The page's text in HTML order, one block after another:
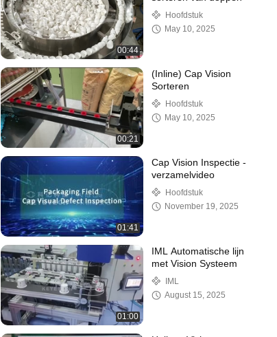
00:44
Hoofdstuk
May 10, 2025
00:21
(Inline) Cap Vision
Sorteren
Hoofdstuk
May 10, 2025
01:41
Cap Vision Inspectie -
verzamelvideo
Hoofdstuk
November 19, 2025
01:00
IML Automatische lijn
met Vision Systeem
IML
August 15, 2025